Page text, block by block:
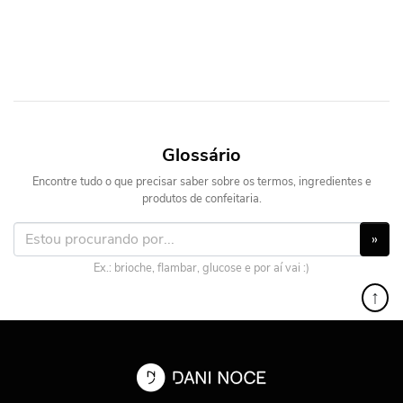
Glossário
Encontre tudo o que precisar saber sobre os termos, ingredientes e
produtos de confeitaria.
»
Ex.: brioche, flambar, glucose e por aí vai :)
↑